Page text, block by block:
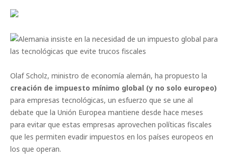
Olaf Scholz, ministro de economía alemán, ha propuesto la
creación de impuesto mínimo global (y no solo europeo)
para empresas tecnológicas, un esfuerzo que se une al
debate que la Unión Europea mantiene desde hace meses
para evitar que estas empresas aprovechen políticas fiscales
que les permiten evadir impuestos en los países europeos en
los que operan.